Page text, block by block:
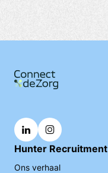
Hunter Recruitment
Ons verhaal